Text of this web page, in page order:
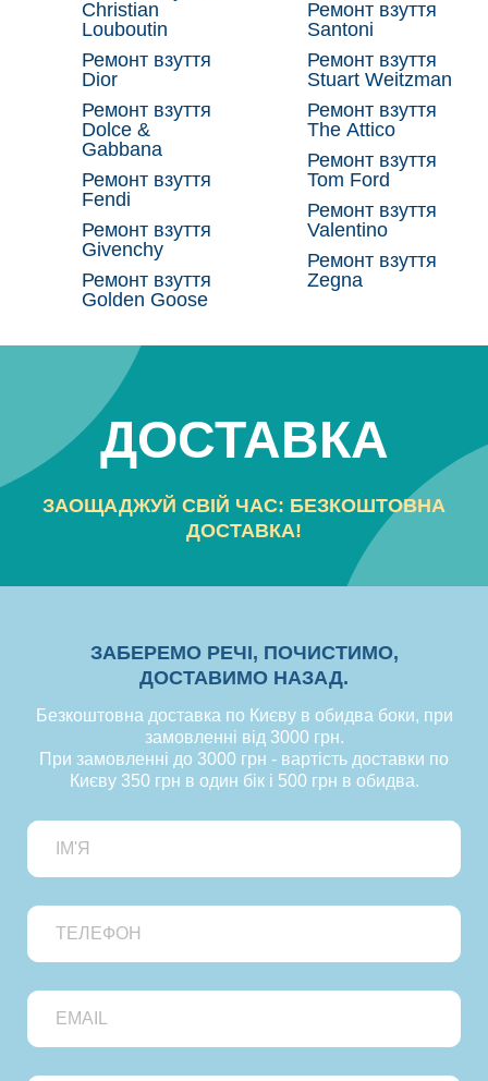
Christian
Louboutin
Ремонт взуття
Dior
Ремонт взуття
Dolce &
Gabbana
Ремонт взуття
Fendi
Ремонт взуття
Givenchy
Ремонт взуття
Golden Goose
Ремонт взуття
Santoni
Ремонт взуття
Stuart Weitzman
Ремонт взуття
The Attico
Ремонт взуття
Tom Ford
Ремонт взуття
Valentino
Ремонт взуття
Zegna
ДОСТАВКА
ЗАОЩАДЖУЙ СВІЙ ЧАС: БЕЗКОШТОВНА
ДОСТАВКА!
ЗАБЕРЕМО РЕЧІ, ПОЧИСТИМО,
ДОСТАВИМО НАЗАД.
Безкоштовна доставка по Києву в обидва боки, при
замовленні від 3000 грн.
При замовленні до 3000 грн - вартість доставки по
Києву 350 грн в один бік і 500 грн в обидва.